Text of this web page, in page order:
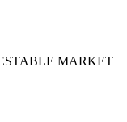
MARKET